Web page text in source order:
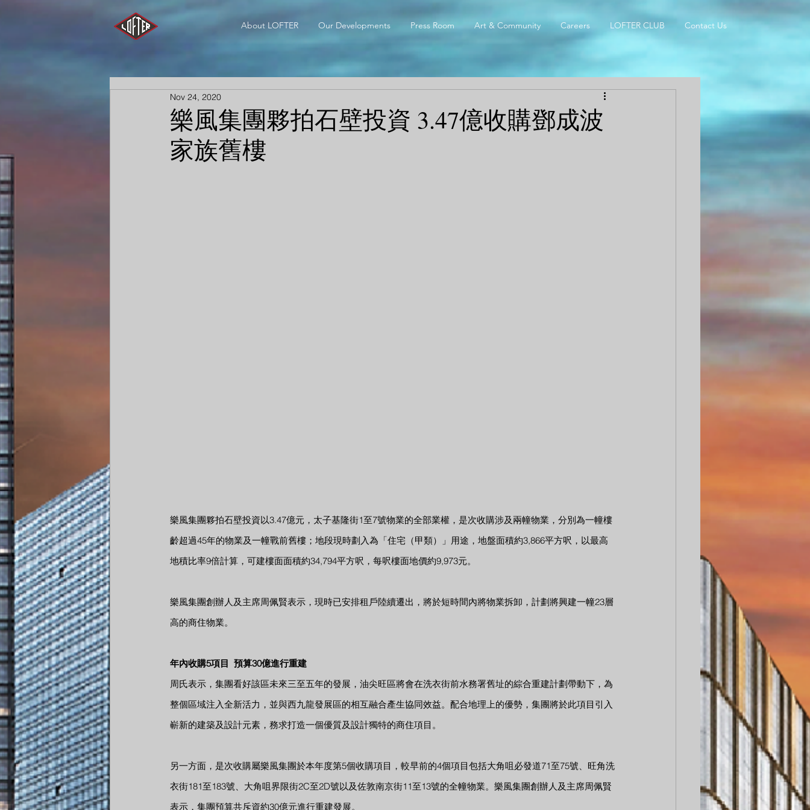
About LOFTER Our Developments Press Room Art & Community Careers LOFTER CLUB Contact Us
樂風集團夥拍石壁投資 3.47億收購鄧成波
家族舊樓
Nov 24, 2020
樂風集團夥拍石壁投資以3.47億元，太子基隆街1至7號物業的全部業權，是次收購涉及兩幢物業，分別為一幢樓
齡超過45年的物業及一幢戰前舊樓；地段現時劃入為「住宅（甲類）」用途，地盤面積約3,866平方呎，以最高
地積比率9倍計算，可建樓面面積約34,794平方呎，每呎樓面地價約9,973元。
樂風集團創辦人及主席周佩賢表示，現時已安排租戶陸續遷出，將於短時間內將物業拆卸，計劃將興建一幢23層
高的商住物業。
年內收購5項目  預算30億進行重建
周氏表示，集團看好該區未來三至五年的發展，油尖旺區將會在洗衣街前水務署舊址的綜合重建計劃帶動下，為
整個區域注入全新活力，並與西九龍發展區的相互融合產生協同效益。配合地理上的優勢，集團將於此項目引入
嶄新的建築及設計元素，務求打造一個優質及設計獨特的商住項目。
另一方面，是次收購屬樂風集團於本年度第5個收購項目，較早前的4個項目包括大角咀必發道71至75號、旺角洗
衣街181至183號、大角咀界限街2C至2D號以及佐敦南京街11至13號的全幢物業。樂風集團創辦人及主席周佩賢
表示，集團預算共斥資約30億元進行重建發展。